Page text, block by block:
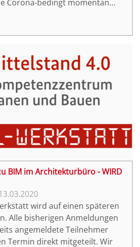
Corona-bedingt momentan
Digital-Werkstatt Online in
"BIM mit Seepferdchen".
wir mit der Digital-Werkstatt
Ort sein wollten.
BIM im Architekturbüro - WIRD
13.03.2020
wird auf einen späteren
Alle bisherigen Anmeldungen
angemeldete Teilnehmer
Termin direkt mitgeteilt. Wir